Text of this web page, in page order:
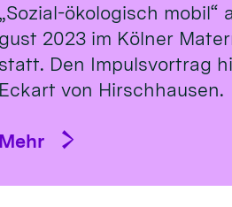
„So­zial-öko­logisch mo­bil“
gust 2023 im Köl­ner
statt. Den Impulsvortrag
Eckart von Hirsch­hausen.
Mehr